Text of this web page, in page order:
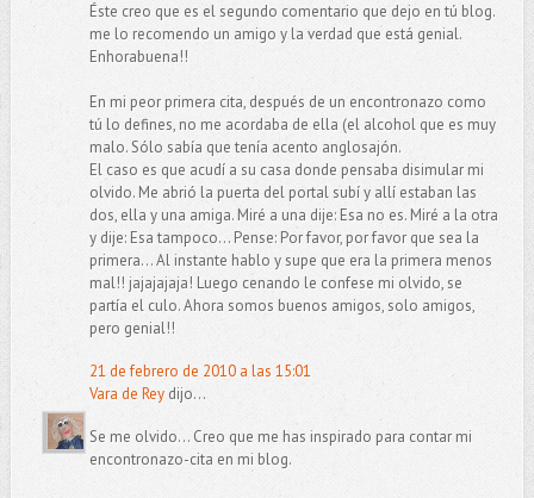
Éste creo que es el segundo comentario que dejo en tú blog.
me lo recomendo un amigo y la verdad que está genial.
Enhorabuena!!
En mi peor primera cita, después de un encontronazo como
tú lo defines, no me acordaba de ella (el alcohol que es muy
malo. Sólo sabía que tenía acento anglosajón.
El caso es que acudí a su casa donde pensaba disimular mi
olvido. Me abrió la puerta del portal subí y allí estaban las
dos, ella y una amiga. Miré a una dije: Esa no es. Miré a la otra
y dije: Esa tampoco... Pense: Por favor, por favor que sea la
primera... Al instante hablo y supe que era la primera menos
mal!! jajajajaja! Luego cenando le confese mi olvido, se
partía el culo. Ahora somos buenos amigos, solo amigos,
pero genial!!
21 de febrero de 2010 a las 15:01
Vara de Reydijo...
Se me olvido... Creo que me has inspirado para contar mi
encontronazo-cita en mi blog.